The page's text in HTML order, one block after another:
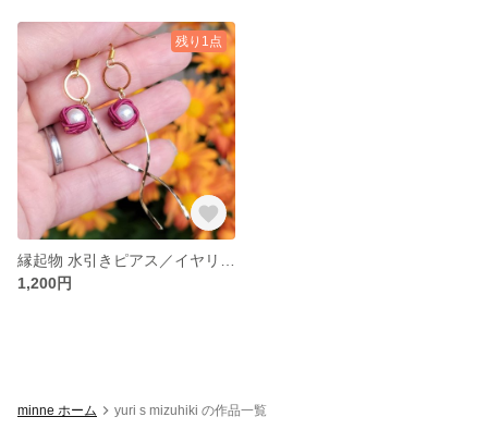
残り1点
1,200円
minne ホーム yuri s mizuhiki の作品一覧